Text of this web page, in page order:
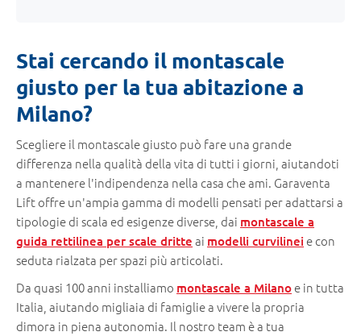
Stai cercando il montascale
giusto per la tua abitazione a
Milano?
Scegliere il montascale giusto può fare una grande
differenza nella qualità della vita di tutti i giorni, aiutandoti
a mantenere l'indipendenza nella casa che ami. Garaventa
Lift offre un'ampia gamma di modelli pensati per adattarsi a
tipologie di scala ed esigenze diverse, dai montascale a
guida rettilinea per scale dritte ai modelli curvilinei e con
seduta rialzata per spazi più articolati.
Da quasi 100 anni installiamo montascale a Milanoe in tutta
Italia, aiutando migliaia di famiglie a vivere la propria
dimora in piena autonomia. Il nostro team è a tua